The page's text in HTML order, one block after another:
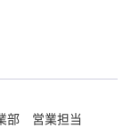
部 営業担当